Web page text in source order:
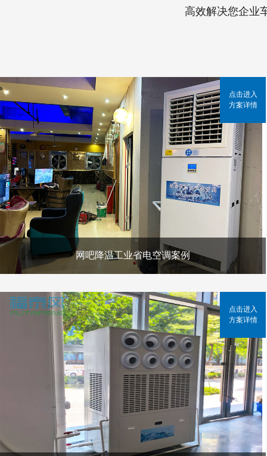
高效解决您企业
网吧降温工业省电空调案例
点击进入
方案详情
点击进入
方案详情